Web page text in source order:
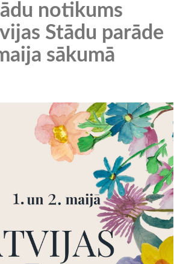
notikums
Stādu parāde
sākumā